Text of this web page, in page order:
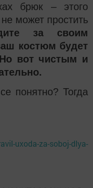
брюк – этого
может простить
за своим
костюм будет
вот чистым и
понятно? Тогда
uxoda-za-soboj-dlya-